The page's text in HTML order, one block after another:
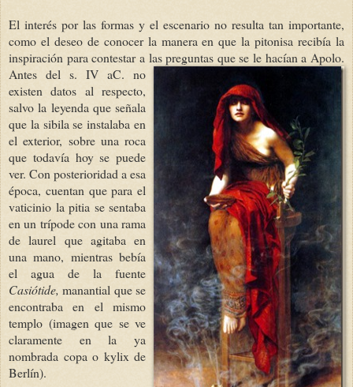
El interés por las formas y el escenario no resulta tan importante,
como el deseo de conocer la manera en que la pitonisa recibía la
inspiración para contestar a las preguntas que se le hacían a Apolo.
Antes del s. IV aC. no
existen datos al respecto,
salvo la leyenda que señala
que la sibila se instalaba en
el exterior, sobre una roca
que todavía hoy se puede
ver. Con posterioridad a esa
época, cuentan que para el
vaticinio la pitia se sentaba
en un trípode con una rama
de laurel que agitaba en
una mano, mientras bebía
el agua de la fuente
Casiótide,manantial que se
encontraba en el mismo
templo (imagen que se ve
claramente en la ya
nombrada copa o kylix de
Berlín).